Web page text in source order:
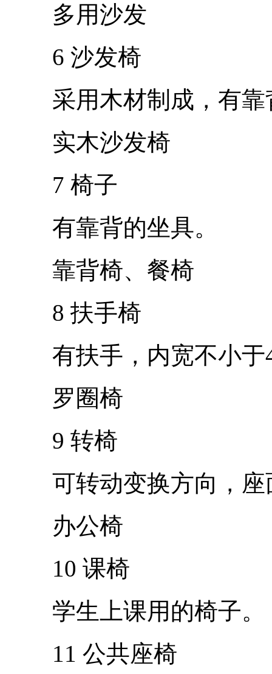
多用沙发
6 沙发椅
采用木材制成，有靠
实木沙发椅
7 椅子
有靠背的坐具。
靠背椅、餐椅
8 扶手椅
有扶手，内宽不小于
罗圈椅
9 转椅
可转动变换方向，座
办公椅
10 课椅
学生上课用的椅子。
11 公共座椅